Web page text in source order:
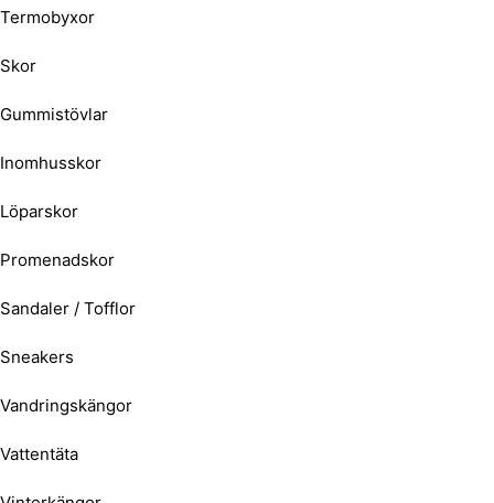
Termobyxor
Skor
Gummistövlar
Inomhusskor
Löparskor
Promenadskor
Sandaler / Tofflor
Sneakers
Vandringskängor
Vattentäta